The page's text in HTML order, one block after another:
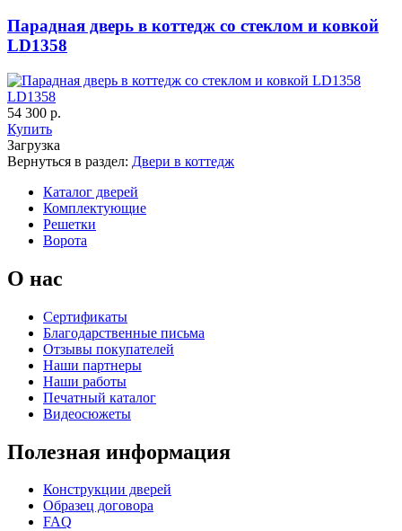
К-37 Н
C73 C75
C76
Парадная дверь в коттедж со стеклом и ковкой
LD1358
LD1358
54 300 р.
Купить
Загрузка
Вернуться в раздел: Двери в коттедж
Каталог дверей
Комплектующие
Решетки
Ворота
О нас
Сертификаты
Благодарственные письма
Отзывы покупателей
Наши партнеры
Наши работы
Печатный каталог
Видеосюжеты
Полезная информация
Конструкции дверей
Образец договора
FAQ